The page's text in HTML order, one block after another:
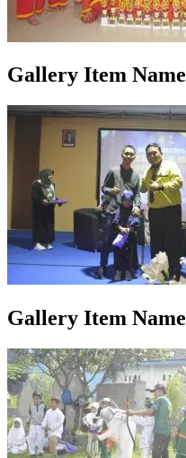
Gallery Item Name
Gallery Item Name